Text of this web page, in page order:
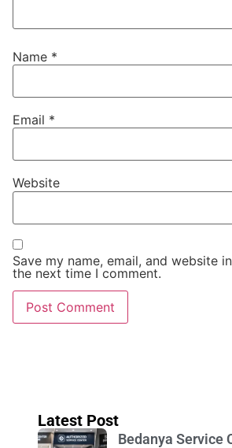
Name *
Email *
Website
Save my name, email, and website
the next time I comment.
Latest Post
Bedanya Service